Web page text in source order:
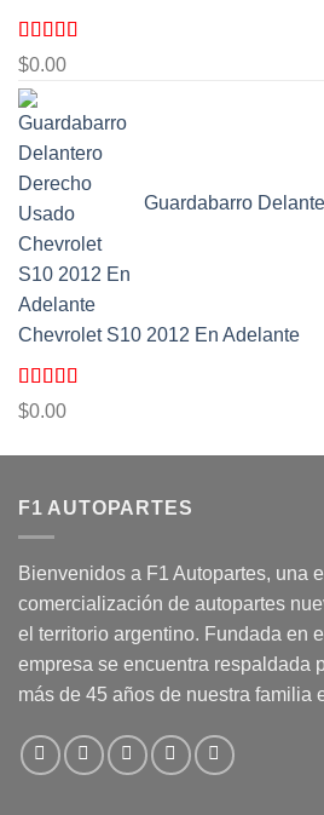
Valorado
con5.00
5
$0.00
Guardabarro
Chevrolet S10 2012 En Adelante
Valorado
con5.00
$0.00
F1 AUTOPARTES
Bienvenidos a F1 Autopartes, una
comercialización de autopartes
el territorio argentino. Fundada en
empresa se encuentra respaldada
más de 45 años de nuestra familia